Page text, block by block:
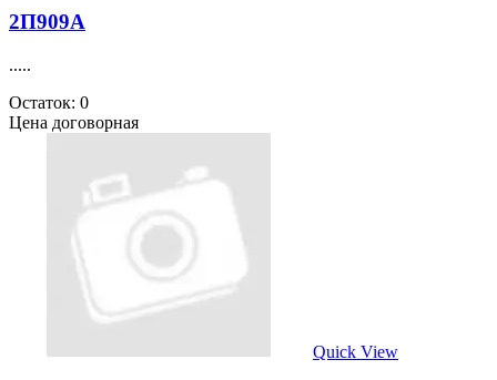
2П909А
.....
Остаток: 0
Цена договорная
Quick View